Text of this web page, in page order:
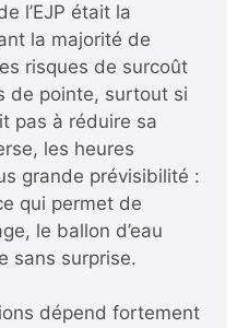
l’EJP était la
la majorité de
risques de surcoût
de pointe, surtout si
pas à réduire sa
les heures
grande prévisibilité :
qui permet de
le ballon d’eau
sans surprise.
dépend fortement